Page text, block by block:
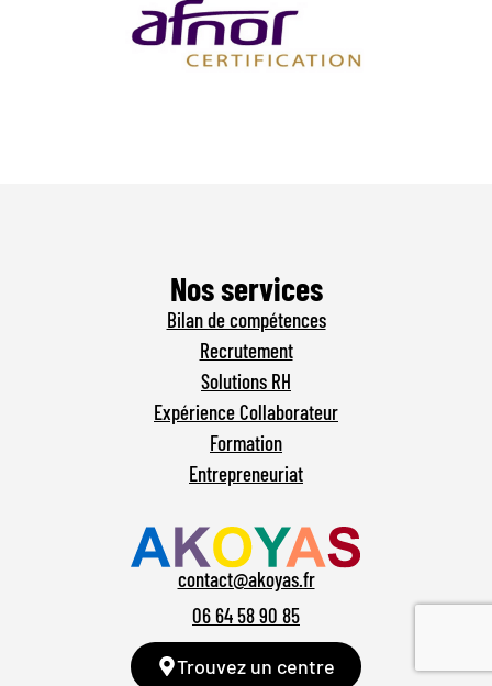
Nos services
Bilan de compétences
Recrutement
Solutions RH
Expérience Collaborateur
Formation
Entrepreneuriat
contact@akoyas.fr
06 64 58 90 85
Trouvez un centre